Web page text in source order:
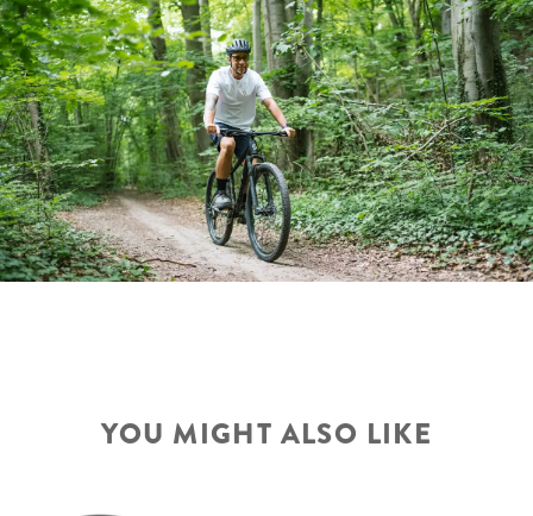
YOU MIGHT ALSO LIKE